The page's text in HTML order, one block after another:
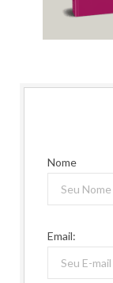
Nome
Email: